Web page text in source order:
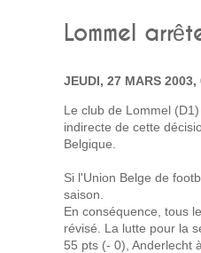
Lommel
JEUDI, 27 MARS
Le club de Lommel
indirecte de cette
Belgique.
Si l'Union Belge de
saison.
En conséquence, tous
révisé. La lutte pour la
55 pts (- 0), Anderlecht